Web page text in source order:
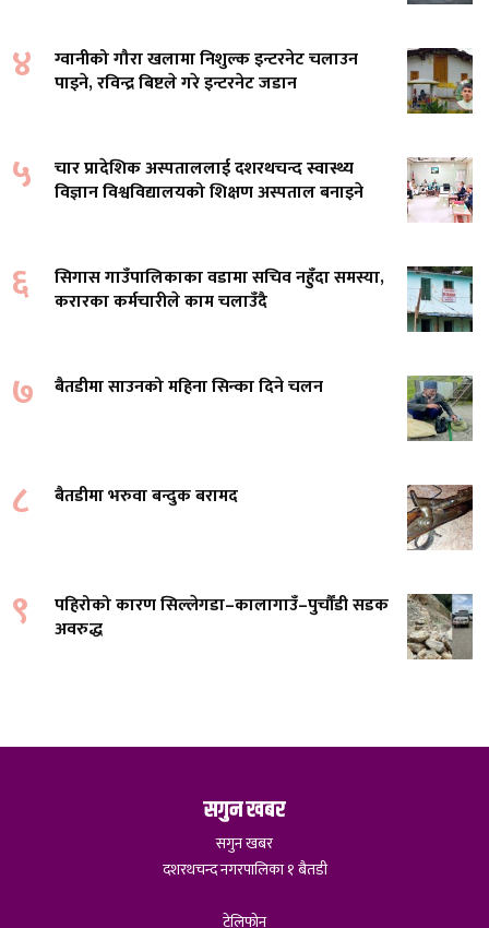
४
ग्वानीको गौरा खलामा निशुल्क इन्टरनेट चलाउन
पाइने, रविन्द्र बिष्टले गरे इन्टरनेट जडान
५
चार प्रादेशिक अस्पताललाई दशरथचन्द स्वास्थ्य
विज्ञान विश्वविद्यालयको शिक्षण अस्पताल बनाइने
६
सिगास गाउँपालिकाका वडामा सचिव नहुँदा समस्या,
करारका कर्मचारीले काम चलाउँदै
७ बैतडीमा साउनको महिना सिन्का दिने चलन
८ बैतडीमा भरुवा बन्दुक बरामद
९
पहिरोको कारण सिल्लेगडा–कालागाउँ–पुर्चौंडी सडक
अवरुद्ध
सगुन खबर
सगुन खबर
दशरथचन्द नगरपालिका १ बैतडी
टेलिफोन